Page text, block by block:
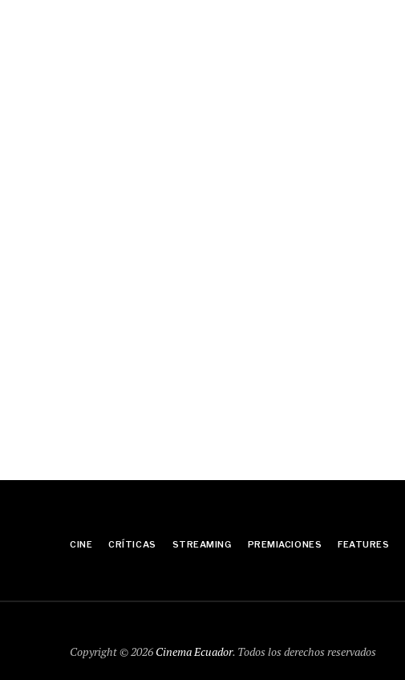
CINE CRÍTICAS STREAMING PREMIACIONES FEATURES
Copyright © 2026 Cinema Ecuador. Todos los derechos reservados